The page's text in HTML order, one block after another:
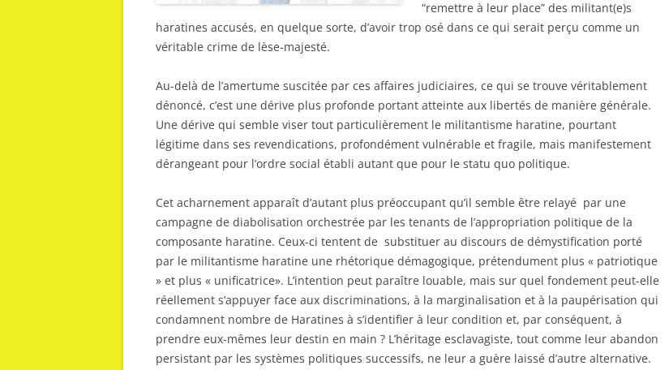
“remettre à leur place” des militant(e)s
haratines accusés, en quelque sorte, d’avoir trop osé dans ce qui serait perçu comme un
véritable crime de lèse-majesté.
Au-delà de l’amertume suscitée par ces affaires judiciaires, ce qui se trouve véritablement
dénoncé, c’est une dérive plus profonde portant atteinte aux libertés de manière générale.
Une dérive qui semble viser tout particulièrement le militantisme haratine, pourtant
légitime dans ses revendications, profondément vulnérable et fragile, mais manifestement
dérangeant pour l’ordre social établi autant que pour le statu quo politique.
Cet acharnement apparaît d’autant plus préoccupant qu’il semble être relayé par une
campagne de diabolisation orchestrée par les tenants de l’appropriation politique de la
composante haratine. Ceux-ci tentent de substituer au discours de démystification porté
par le militantisme haratine une rhétorique démagogique, prétendument plus « patriotique
» et plus « unificatrice». L’intention peut paraître louable, mais sur quel fondement peut-elle
réellement s’appuyer face aux discriminations, à la marginalisation et à la paupérisation qui
condamnent nombre de Haratines à s’identifier à leur condition et, par conséquent, à
prendre eux-mêmes leur destin en main ? L’héritage esclavagiste, tout comme leur abandon
persistant par les systèmes politiques successifs, ne leur a guère laissé d’autre alternative.